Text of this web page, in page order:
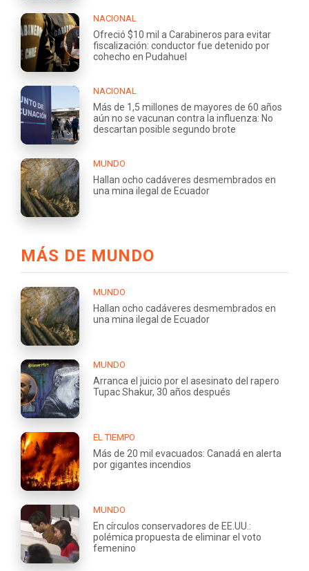
NACIONAL
Ofreció $10 mil a Carabineros para evitar
fiscalización: conductor fue detenido por
cohecho en Pudahuel
NACIONAL
Más de 1,5 millones de mayores de 60 años
aún no se vacunan contra la influenza: No
descartan posible segundo brote
MUNDO
Hallan ocho cadáveres desmembrados en
una mina ilegal de Ecuador
MÁS DE MUNDO
MUNDO
Hallan ocho cadáveres desmembrados en
una mina ilegal de Ecuador
MUNDO
Arranca el juicio por el asesinato del rapero
Tupac Shakur, 30 años después
EL TIEMPO
Más de 20 mil evacuados: Canadá en alerta
por gigantes incendios
MUNDO
En círculos conservadores de EE.UU.:
polémica propuesta de eliminar el voto
femenino